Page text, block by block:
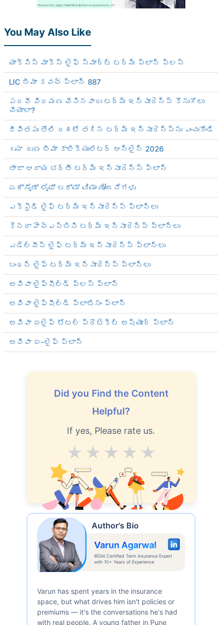
You May Also Like
యాక్సిస్ మాక్స్ లైఫ్ స్మార్ట్ టర్మ్ ప్లాన్ ప్లస్
LIC బీమా కవచ్ ప్లాన్ 887
పదవీ విరమణ చేసినవారు టర్మ్ ఇన్సూరెన్స్ కొనుగోలు
చేయాలా?
జీవితపు తొలి దశలో తగిన టర్మ్ ఇన్సూరెన్స్‌ను ఎంచుకోండి
గృహ రుణ బీమా కాలిక్యులేటర్ ఆన్‌లైన్ 2026
తాజా ఆదాయ భర్తీ టర్మ్ ఇన్సూరెన్స్ ప్లాన్
ಎಕ್ಸೈಡ್ ಲೈಫ್ ಟರ್ಮ್ ವಿಮಾ ಯೋಜನೆಗಳು
ఎక్సైడ్ లైఫ్ టర్మ్ ఇన్సూరెన్స్ ప్లాన్‌లు
కెనరా హెచ్‌ఎస్‌బిసి టర్మ్ ఇన్సూరెన్స్ ప్లాన్‌లు
ఎడెల్వీస్ లైఫ్ టర్మ్ ఇన్సూరెన్స్ ప్లాన్‌లు
బంధన్ లైఫ్ టర్మ్ ఇన్సూరెన్స్ ప్లాన్‌లు
అవివా లైఫ్‌షీల్డ్ ప్లస్ ప్లాన్
అవివా లైఫ్‌షీల్డ్ ప్లాటినం ప్లాన్
అవివా ఐలైఫ్ టోటల్ ప్రొటెక్ట్ అష్యూర్ ప్లాన్
అవివా ఐ-లైఫ్ ప్లాన్
Did you Find the Content
Helpful?
If yes, Please rate us.
Excellent
V.Good
Good
Average
Author's Bio
Varun Agarwal
IRDAI Certified Term Insurance Expert
with 10+ Years of Experience
Varun has spent years in the insurance
space, but what drives him isn't policies or
premiums — it's the conversations he's had
with real people. A young father in Pune